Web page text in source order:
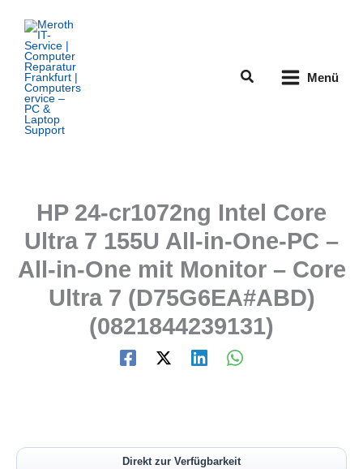
Inhalt
springen
Suchen Menü
HP 24-cr1072ng Intel Core
Ultra 7 155U All-in-One-PC –
All-in-One mit Monitor – Core
Ultra 7 (D75G6EA#ABD)
(0821844239131)
Direkt zur Verfügbarkeit